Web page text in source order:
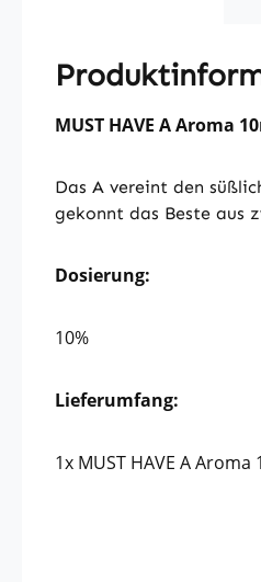
MUST HAVE A Aroma
Das A vereint den
gekonnt das Beste aus
Dosierung:
10%
Lieferumfang:
1x MUST HAVE A